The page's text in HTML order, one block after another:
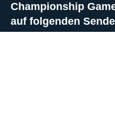
Championship
auf folgenden